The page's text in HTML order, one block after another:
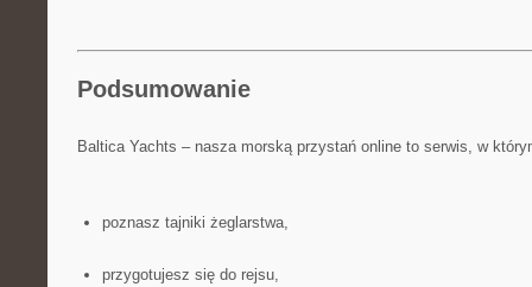
Podsumowanie
Baltica Yachts – nasza morską przystań online to serwis, w
poznasz tajniki żeglarstwa,
przygotujesz się do rejsu,